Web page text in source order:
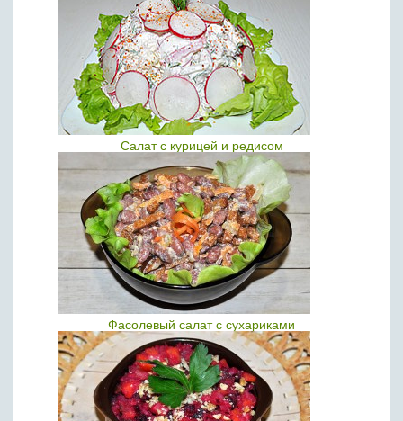
Салат с курицей и редисом
Фасолевый салат с сухариками